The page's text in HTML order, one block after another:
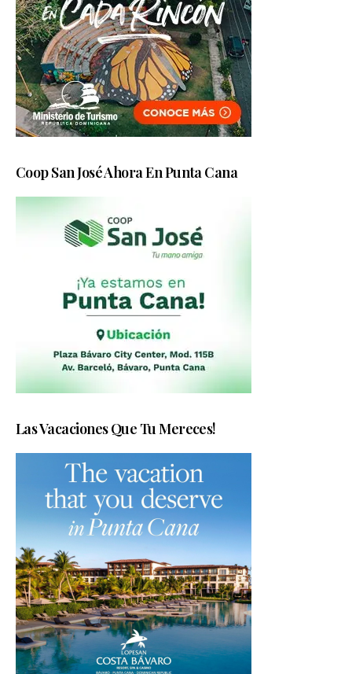
Coop San José Ahora En Punta Cana
Las Vacaciones Que Tu Mereces!